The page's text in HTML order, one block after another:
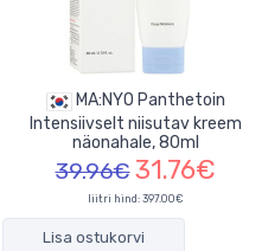
Intensiivselt niisutav kreem
näonahale, 80ml
39.96€31.76€
liitri hind: 397.00€
Lisa ostukorvi